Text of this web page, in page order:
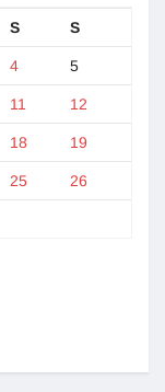
S S
4 5
11 12
18 19
25 26